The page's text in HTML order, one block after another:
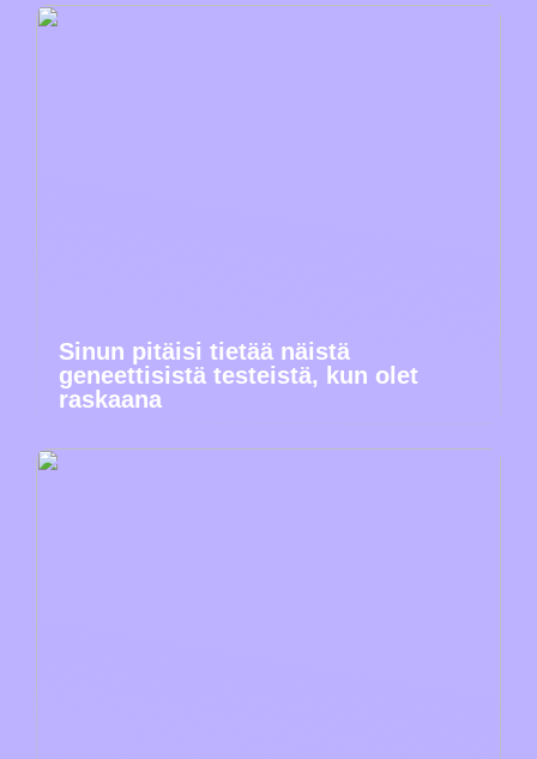
Sinun pitäisi tietää näistä
geneettisistä testeistä, kun olet
raskaana